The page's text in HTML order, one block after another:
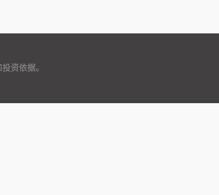
资依据。